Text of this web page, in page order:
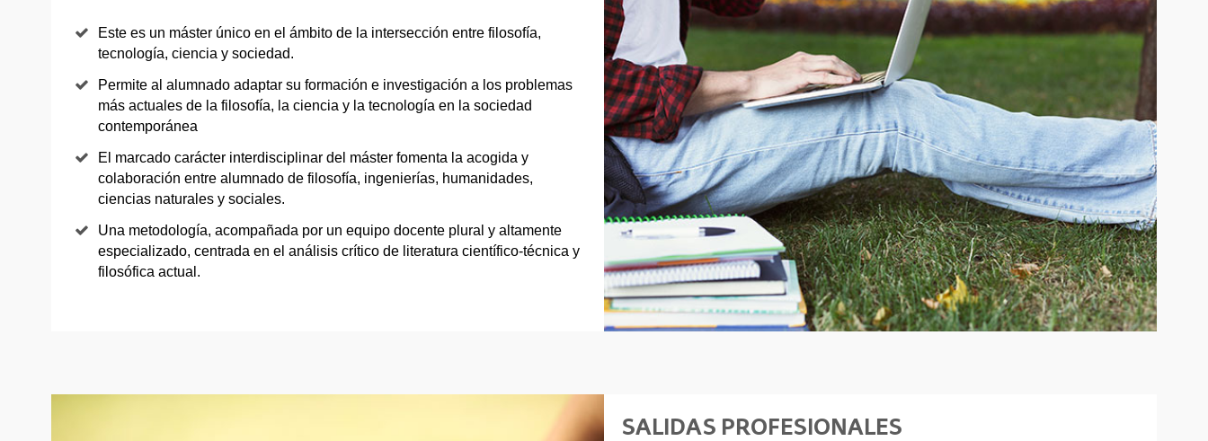
Este es un máster único en el ámbito de la intersección entre filosofía,
tecnología, ciencia y sociedad.
Permite al alumnado adaptar su formación e investigación a los problemas
más actuales de la filosofía, la ciencia y la tecnología en la sociedad
contemporánea
El marcado carácter interdisciplinar del máster fomenta la acogida y
colaboración entre alumnado de filosofía, ingenierías, humanidades,
ciencias naturales y sociales.
Una metodología, acompañada por un equipo docente plural y altamente
especializado, centrada en el análisis crítico de literatura científico-técnica y
filosófica actual.
SALIDAS PROFESIONALES